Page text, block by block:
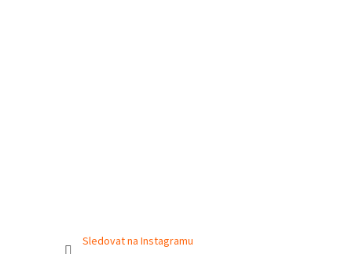
Sledovat na Instagramu